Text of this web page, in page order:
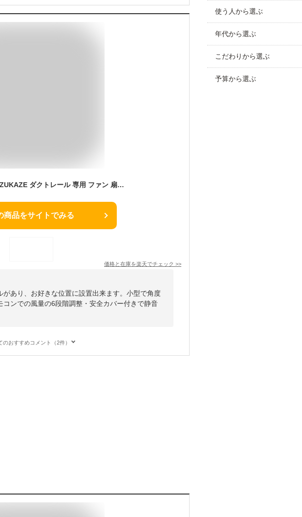
[20％OFFクーポン]UZUKAZE ダクトレール 専用 ファン 扇風機 リモコン付き 首振り 小型 軽量 レールファン シーリングファン サーキュレーター換気 送風 おしゃれ コンパクト インテリア 天井 寝室 リビング ダクトレールファン ウズカゼ RAILFAN SRF-250 スワン電器
商品をサイトでみる
価格と在庫を楽天でチェック >>
あり、お好きな位置に設置出来ます。小型で角度
ンでの風量の6段階調整・安全カバー付きで静音
のおすすめコメント（2件）
使う人から選ぶ
年代から選ぶ
こだわりから選ぶ
予算から選ぶ